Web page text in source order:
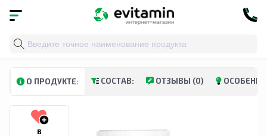
Главная Витамины и минералы
О ПРОДУКТЕ: СОСТАВ: ОТЗЫВЫ (0)
В